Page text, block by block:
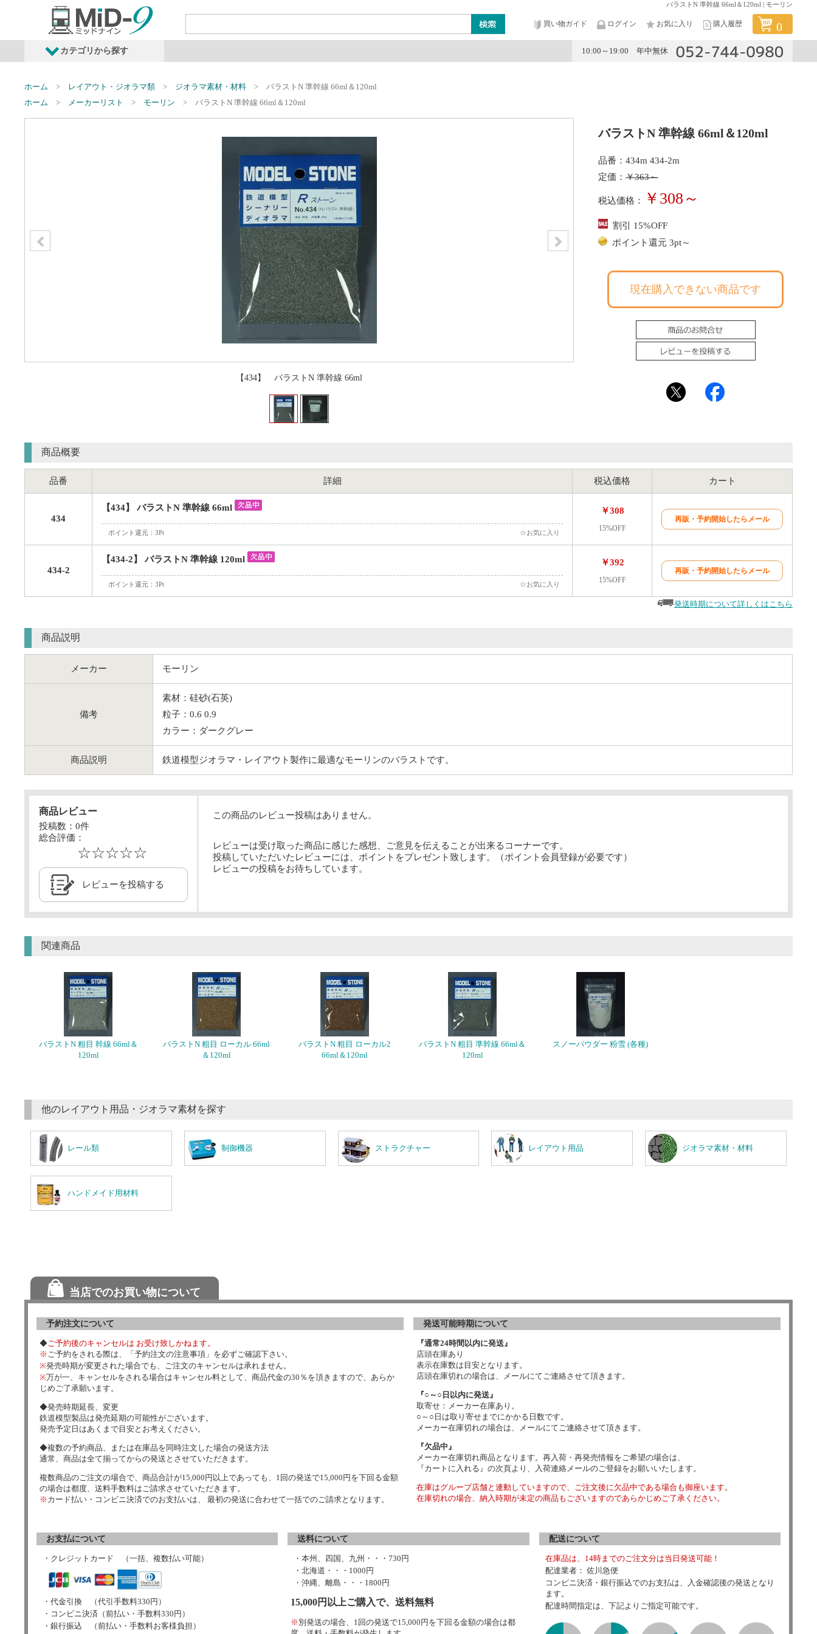
バラストN 準幹線 66ml＆120ml | モーリン
買い物ガイド ログイン お気に入り 購入履歴 0
カテゴリから探す 10:00～19:00 年中無休
発売予定商品 鉄道車両・オプション レイアウト・ジオラマ類
ホーム レイアウト・ジオラマ類 ジオラマ素材・材料
バラストN 準幹線 66ml＆120ml
ホーム
メーカーリスト モーリン バラストN 準幹線 66ml＆120ml
【434】 バラストN 準幹線 66ml
バラストN 準幹線 66ml＆120ml
品番：434m 434-2m
定価： ￥363～
税込価格： ￥308～
割引 15%OFF
ポイント還元 3pt～
現在購入できない商品です
商品概要
品番 詳細 税込価格 カート
434
【434】 バラストN 準幹線 66ml
ポイント還元：3Pt ☆お気に入り
￥308
15%OFF
再販・予約開始したらメール
434-2
【434-2】 バラストN 準幹線 120ml
ポイント還元：3Pt ☆お気に入り
￥392
15%OFF
再販・予約開始したらメール
発送時期について詳しくはこちら
商品説明
メーカー モーリン
備考
素材：硅砂(石英)
粒子：0.6 0.9
カラー：ダークグレー
商品説明 鉄道模型ジオラマ・レイアウト製作に最適なモーリンのバラストです。
商品レビュー
投稿数： 0件
総合評価：
☆☆☆☆☆
レビューを投稿する
この商品のレビュー投稿はありません。
レビューは受け取った商品に感じた感想、ご意見を伝えることが出来るコーナーです。
投稿していただいたレビューには、ポイントをプレゼント致します。（ポイント会員登録が必要です）
レビューの投稿をお待ちしています。
関連商品
バラストN 粗目 幹線 66ml＆
120ml
バラストN 粗目 ローカル 66ml
＆120ml
バラストN 粗目 ローカル2
66ml＆120ml
バラストN 粗目 準幹線 66ml＆
120ml
スノーパウダー 粉雪 (各種)
他のレイアウト用品・ジオラマ素材を探す
レール類 制御機器 ストラクチャー レイアウト用品 ジオラマ素材・材料
ハンドメイド用材料
当店でのお買い物について
予約注文について
◆ご予約後のキャンセルは お受け致しかねます。
※ ご予約をされる際は、「予約注文の注意事項」を必ずご確認下さい。
※発売時期が変更された場合でも、ご注文のキャンセルは承れません。
※万が一、キャンセルをされる場合はキャンセル料として、商品代金の30％を頂きますので、あらか
じめご了承願います。
◆発売時期延長、変更
鉄道模型製品は発売延期の可能性がございます。
発売予定日はあくまで目安とお考えください。
◆複数の予約商品、または在庫品を同時注文した場合の発送方法
通常、商品は全て揃ってからの発送とさせていただきます。
複数商品のご注文の場合で、商品合計が15,000円以上であっても、1回の発送で15,000円を下回る金額
の場合は都度、送料手数料はご請求させていただきます。
※ カード払い・コンビニ決済でのお支払いは、 最初の発送に合わせて一括でのご請求となります。
発送可能時期について
『通常24時間以内に発送』
店頭在庫あり
表示在庫数は目安となります。
店頭在庫切れの場合は、メールにてご連絡させて頂きます。
『○～○日以内に発送』
取寄せ：メーカー在庫あり。
○～○日は取り寄せまでにかかる日数です。
メーカー在庫切れの場合は、メールにてご連絡させて頂きます。
『欠品中』
メーカー在庫切れ商品となります。再入荷・再発売情報をご希望の場合は、
『カートに入れる』の次頁より、入荷連絡メールのご登録をお願いいたします。
在庫はグループ店舗と連動していますので、ご注文後に欠品中である場合も御座います。
在庫切れの場合、納入時期が未定の商品もございますのであらかじめご了承ください。
お支払について
・クレジットカード （一括、複数払い可能）
・代金引換 （代引手数料330円）
・コンビニ決済（前払い・手数料330円）
・銀行振込 （前払い・手数料お客様負担）
送料について
・本州、四国、九州・・・730円
・北海道・・・1000円
・沖縄、離島・・・1800円
15,000円以上ご購入で、送料無料
※ 別発送の場合、1回の発送で15,000円を下回る金額の場合は都
配送について
在庫品は、14時までのご注文分は当日発送可能！
配達業者： 佐川急便
コンビニ決済・銀行振込でのお支払は、入金確認後の発送となり
ます。
配達時間指定は、下記よりご指定可能です。